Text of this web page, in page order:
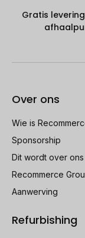
Gratis
Over ons
Wie is
Sponsorship
Dit wordt over
Recommerce
Aanwerving
Refurbishing